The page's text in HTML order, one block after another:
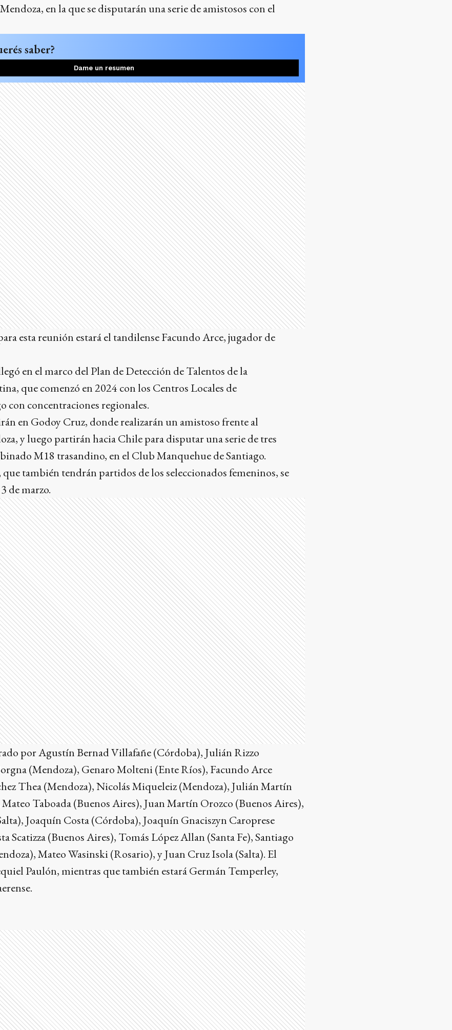
en la que se disputarán una serie de amistosos con el
saber?
Dame un resumen
esta reunión estará el tandilense Facundo Arce, jugador de
en el marco del Plan de Detección de Talentos de la
que comenzó en 2024 con los Centros Locales de
con concentraciones regionales.
en Godoy Cruz, donde realizarán un amistoso frente al
y luego partirán hacia Chile para disputar una serie de tres
M18 trasandino, en el Club Manquehue de Santiago.
también tendrán partidos de los seleccionados femeninos, se
de marzo.
por Agustín Bernad Villafañe (Córdoba), Julián Rizzo
(Mendoza), Genaro Molteni (Ente Ríos), Facundo Arce
Thea (Mendoza), Nicolás Miqueleiz (Mendoza), Julián Martín
Taboada (Buenos Aires), Juan Martín Orozco (Buenos Aires),
Joaquín Costa (Córdoba), Joaquín Gnaciszyn Caroprese
Scatizza (Buenos Aires), Tomás López Allan (Santa Fe), Santiago
Mateo Wasinski (Rosario), y Juan Cruz Isola (Salta). El
Paulón, mientras que también estará Germán Temperley,